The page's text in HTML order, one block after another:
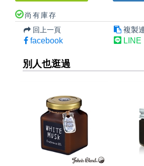
尚有庫存
回上一頁
複製
facebook
LINE
別人也逛過